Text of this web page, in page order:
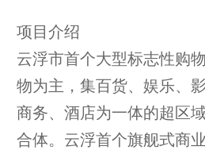
项目介绍
云浮市首个大型标志性购
物为主，集百货、娱乐、
商务、酒店为一体的超区
合体。云浮首个旗舰式商